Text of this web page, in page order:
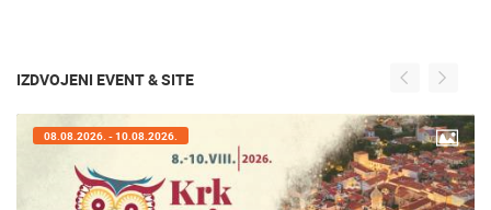
IZDVOJENI EVENT & SITE
07.08.2026. - 09.08.2026.